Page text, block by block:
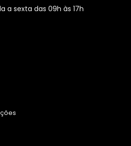
a sexta das 09h às 17h